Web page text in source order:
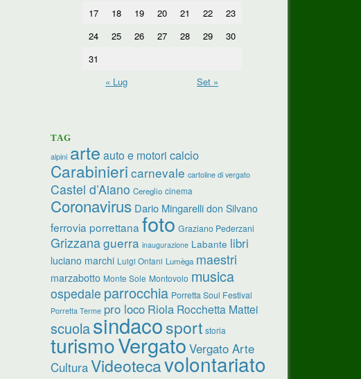
17
18 19 20 21 22
23
24
25 26 27 28 29
30
31
« Lug
Set »
TAG
alpini arte auto e motori calcio
Carabinieri carnevale cartoline di vergato
Castel d’Aiano Cereglio cinema
Coronavirus Dario Mingarelli don Silvano
ferrovia porrettana foto Graziano Pederzani
Grizzanaguerra inaugurazione Labante libri
luciano marchi Luigi Ontani Lumèga maestri
marzabotto Monte Sole Montovolo musica
ospedale parrocchia Porretta Soul Festival
Porretta Terme pro loco Riola Rocchetta Mattei
scuolasindacosport storia
turismoVergato Vergato Arte
CulturaVideotecavolontariato